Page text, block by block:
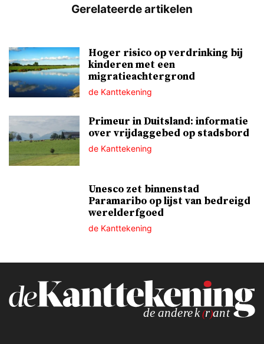
Hoger risico op verdrinking bij
kinderen met een
migratieachtergrond
de Kanttekening
Primeur in Duitsland: informatie
over vrijdaggebed op stadsbord
de Kanttekening
Unesco zet binnenstad
Paramaribo op lijst van bedreigd
werelderfgoed
de Kanttekening